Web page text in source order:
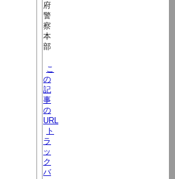
府
警
察
本
部
こ
の
記
事
の
URL
ト
ラ
ッ
ク
バ